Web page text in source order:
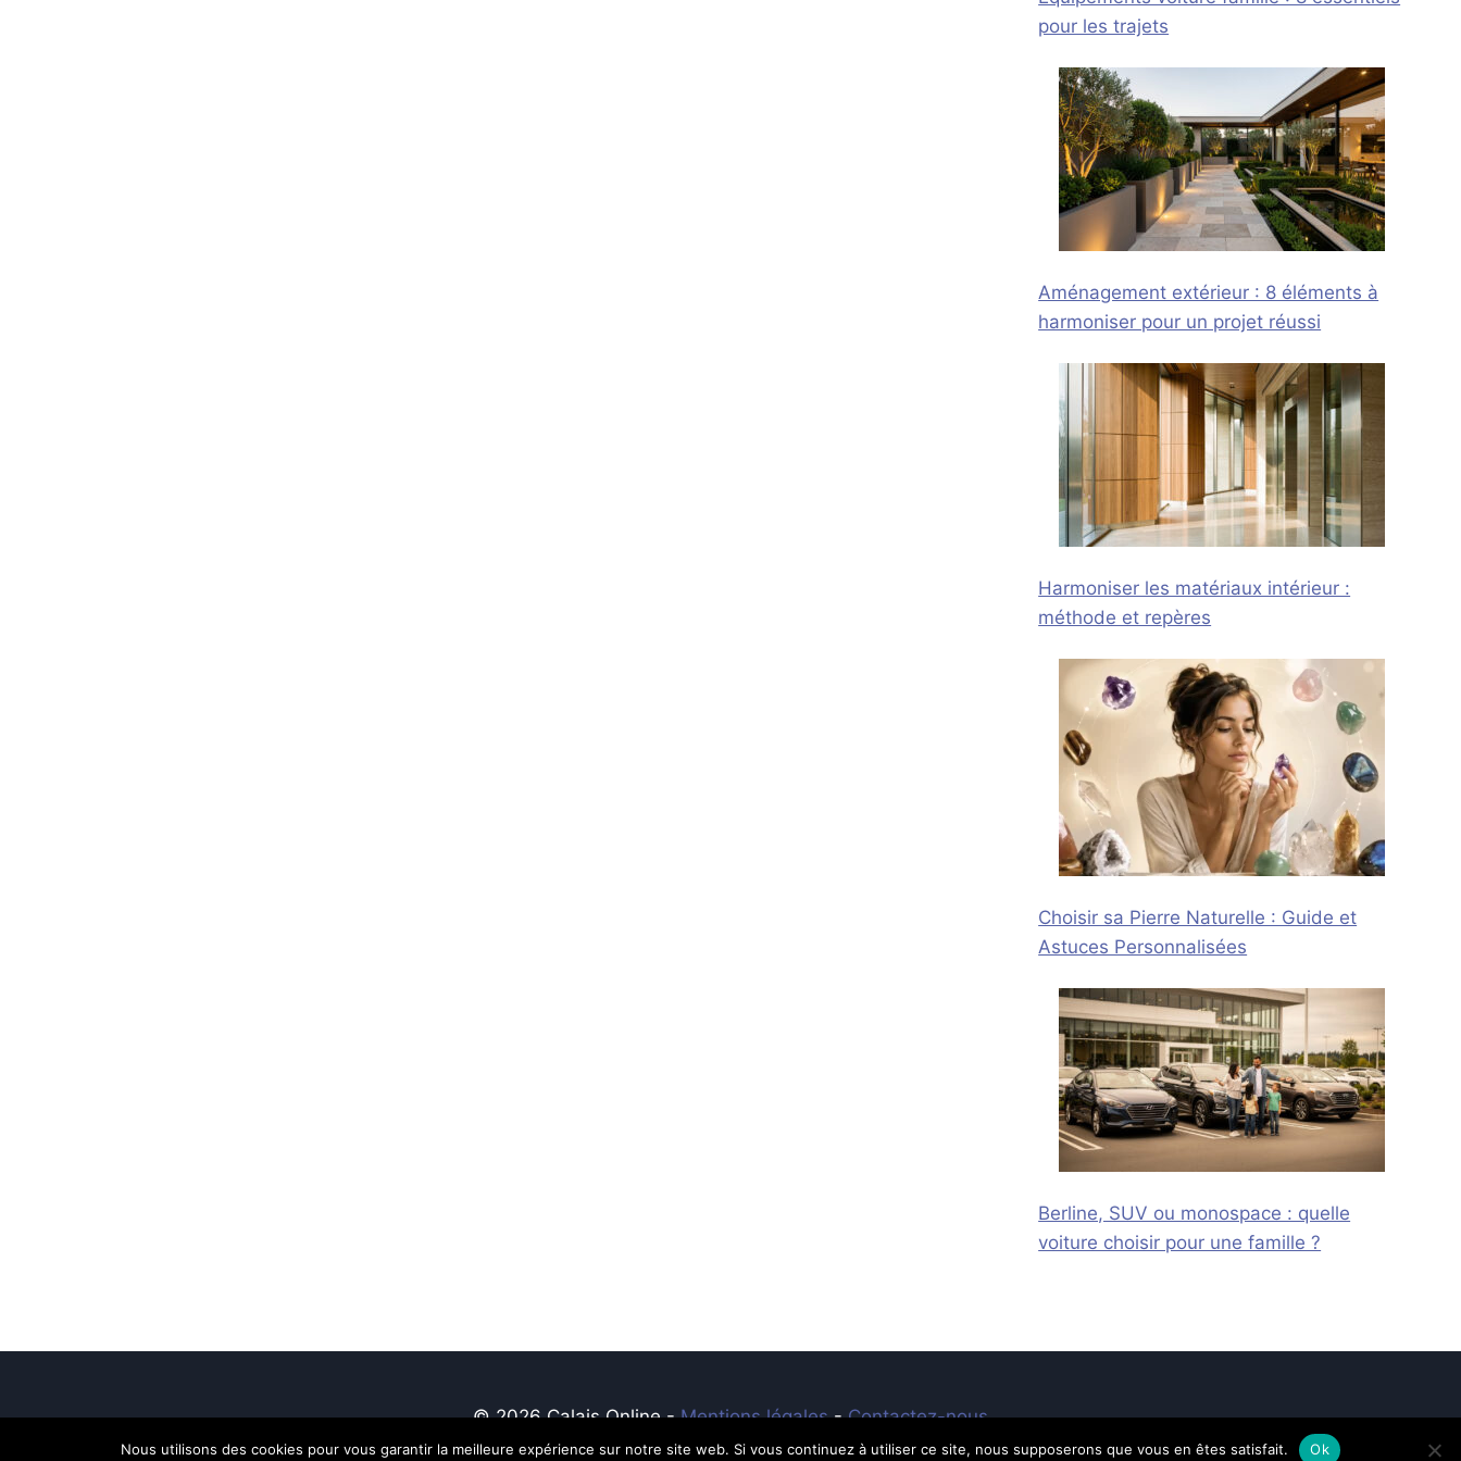
pour les trajets
Aménagement extérieur : 8 éléments à
harmoniser pour un projet réussi
Harmoniser les matériaux intérieur :
méthode et repères
Choisir sa Pierre Naturelle : Guide et
Astuces Personnalisées
Berline, SUV ou monospace : quelle
voiture choisir pour une famille ?
© 2026 Calais Online -Mentions légales-Contactez-nous
Nous utilisons des cookies pour vous garantir la meilleure expérience sur notre site web. Si vous continuez à utiliser ce site, nous supposerons que vous en êtes satisfait. Ok